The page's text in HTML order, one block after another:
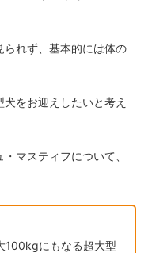
られず、基本的には体の
をお迎えしたいと考え
マスティフについて、
100kgにもなる超大型